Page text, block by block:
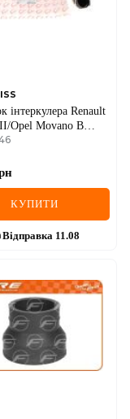
інтеркулера Renault
Opel Movano B
(R)
КУПИТИ
Відправка 11.08